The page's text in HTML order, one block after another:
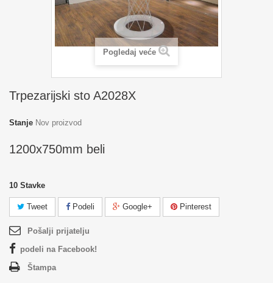
Pogledaj veće
Trpezarijski sto A2028X
Stanje Nov proizvod
1200x750mm beli
10 Stavke
Tweet Podeli Google+ Pinterest
Pošalji prijatelju
podeli na Facebook!
Štampa